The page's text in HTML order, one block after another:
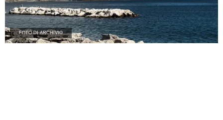
FOTO DI ARCHIVIO